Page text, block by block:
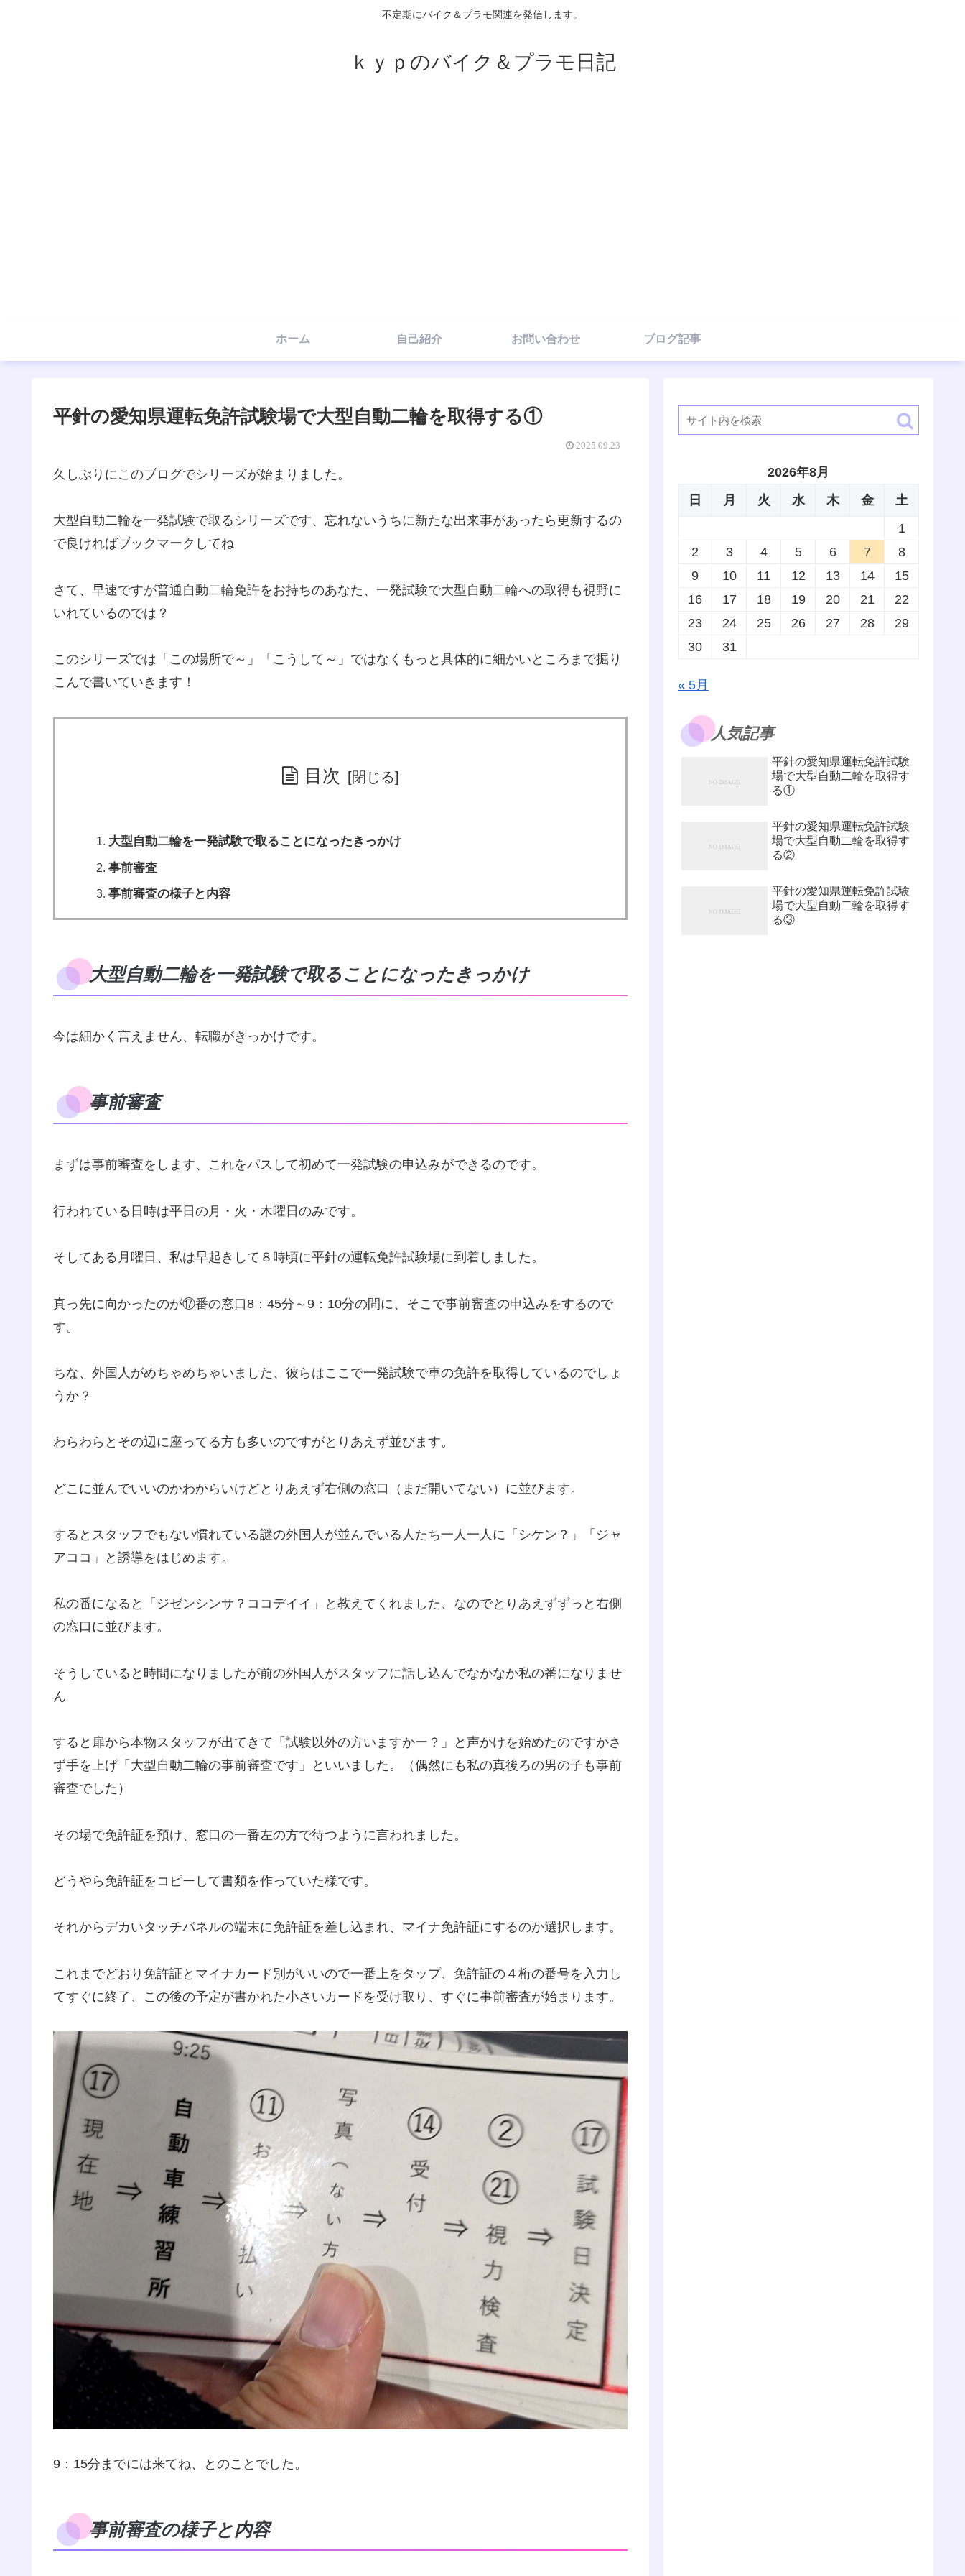
不定期にバイク＆プラモ関連を発信します。
ｋｙｐのバイク＆プラモ日記
ホーム 自己紹介 お問い合わせ ブログ記事
平針の愛知県運転免許試験場で大型自動二輪を取得する①
2025.09.23
久しぶりにこのブログでシリーズが始まりました。
大型自動二輪を一発試験で取るシリーズです、忘れないうちに新たな出来事があったら更新するの
で良ければブックマークしてね
さて、早速ですが普通自動二輪免許をお持ちのあなた、一発試験で大型自動二輪への取得も視野に
いれているのでは？
このシリーズでは「この場所で～」「こうして～」ではなくもっと具体的に細かいところまで掘り
こんで書いていきます！
目次
大型自動二輪を一発試験で取ることになったきっかけ
事前審査
事前審査の様子と内容
大型自動二輪を一発試験で取ることになったきっかけ
今は細かく言えません、転職がきっかけです。
事前審査
まずは事前審査をします、これをパスして初めて一発試験の申込みができるのです。
行われている日時は平日の月・火・木曜日のみです。
そしてある月曜日、私は早起きして８時頃に平針の運転免許試験場に到着しました。
真っ先に向かったのが⑰番の窓口8：45分～9：10分の間に、そこで事前審査の申込みをするので
す。
ちな、外国人がめちゃめちゃいました、彼らはここで一発試験で車の免許を取得しているのでしょ
うか？
わらわらとその辺に座ってる方も多いのですがとりあえず並びます。
どこに並んでいいのかわからいけどとりあえず右側の窓口（まだ開いてない）に並びます。
するとスタッフでもない慣れている謎の外国人が並んでいる人たち一人一人に「シケン？」「ジャ
アココ」と誘導をはじめます。
私の番になると「ジゼンシンサ？ココデイイ」と教えてくれました、なのでとりあえずずっと右側
の窓口に並びます。
そうしていると時間になりましたが前の外国人がスタッフに話し込んでなかなか私の番になりませ
ん
すると扉から本物スタッフが出てきて「試験以外の方いますかー？」と声かけを始めたのですかさ
ず手を上げ「大型自動二輪の事前審査です」といいました。（偶然にも私の真後ろの男の子も事前
審査でした）
その場で免許証を預け、窓口の一番左の方で待つように言われました。
どうやら免許証をコピーして書類を作っていた様です。
それからデカいタッチパネルの端末に免許証を差し込まれ、マイナ免許証にするのか選択します。
これまでどおり免許証とマイナカード別がいいので一番上をタップ、免許証の４桁の番号を入力し
てすぐに終了、この後の予定が書かれた小さいカードを受け取り、すぐに事前審査が始まります。
9：15分までには来てね、とのことでした。
事前審査の様子と内容
2026年8月
日
月 火 水 木 金
土
1
2
3 4 5 6 7
8
9
10 11 12 13 14
15
16
17 18 19 20 21
22
23
24 25 26 27 28
29
30
31
« 5月
人気記事
平針の愛知県運転免許試験
場で大型自動二輪を取得す
る①
平針の愛知県運転免許試験
場で大型自動二輪を取得す
る②
平針の愛知県運転免許試験
場で大型自動二輪を取得す
る③